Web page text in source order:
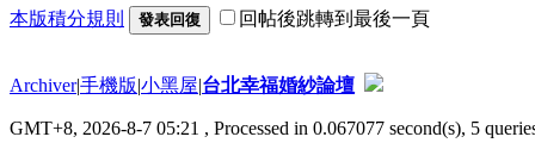
本版積分規則 發表回復 回帖後跳轉到最後一頁
Archiver|手機版|小黑屋|台北幸福婚紗論壇
GMT+8, 2026-8-7 05:21 , Processed in 0.067077 second(s), 5